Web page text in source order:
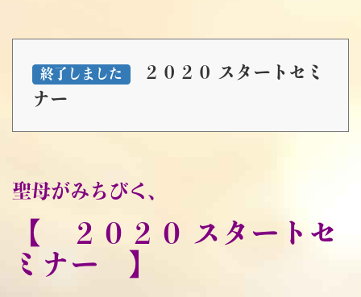
終了しました
２０２０ スタートセミ
ナー
聖母がみちびく、
【 ２０２０
スタートセ
ミナー 】